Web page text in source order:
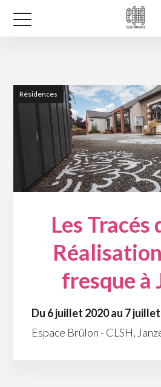
Résidences
Les Tracés
fresque à
Du 6 juillet 2020 au 7
Espace Brûlon - CLSH,